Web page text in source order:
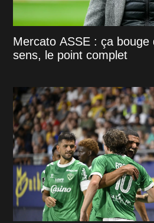
Mercato ASSE : ça bouge
sens, le point complet